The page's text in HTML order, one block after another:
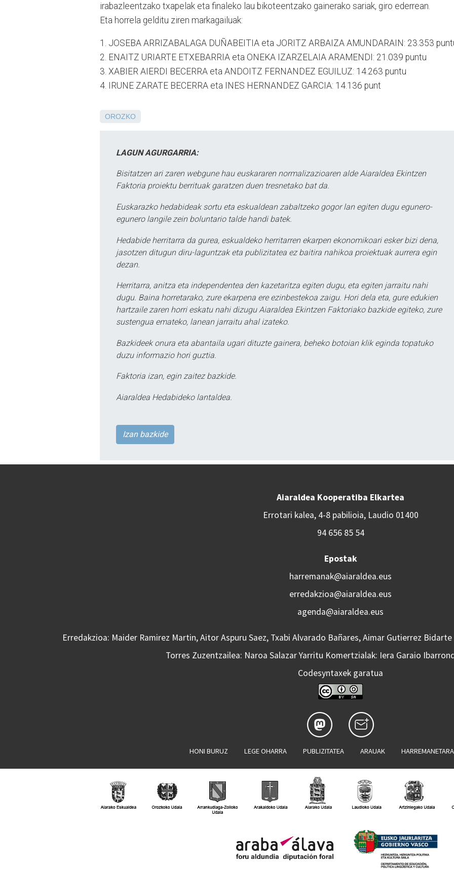
irabazleentzako txapelak eta finaleko lau bikoteentzako gainerako sariak, giro ederrean.
Eta horrela gelditu ziren markagailuak:
1. JOSEBA ARRIZABALAGA DUÑABEITIA eta JORITZ ARBAIZA AMUNDARAIN: 23.353
2. ENAITZ URIARTE ETXEBARRIA eta ONEKA IZARZELAIA ARAMENDI: 21.039 puntu
3. XABIER AIERDI BECERRA eta ANDOITZ FERNANDEZ EGUILUZ: 14.263 puntu
4. IRUNE ZARATE BECERRA eta INES HERNANDEZ GARCIA: 14.136 punt
OROZKO
LAGUN AGURGARRIA:
Bisitatzen ari zaren webgune hau euskararen normalizazioaren alde Aiaraldea Ekintzen
Faktoria proiektu berrituak garatzen duen tresnetako bat da.
Euskarazko hedabideak sortu eta eskualdean zabaltzeko gogor lan egiten dugu egunero-
egunero langile zein boluntario talde handi batek.
Hedabide herritarra da gurea, eskualdeko herritarren ekarpen ekonomikoari esker bizi dena,
jasotzen ditugun diru-laguntzak eta publizitatea ez baitira nahikoa proiektuak aurrera egin
dezan.
Herritarra, anitza eta independentea den kazetaritza egiten dugu, eta egiten jarraitu nahi
dugu. Baina horretarako, zure ekarpena ere ezinbestekoa zaigu. Hori dela eta, gure edukien
hartzaile zaren horri eskatu nahi dizugu Aiaraldea Ekintzen Faktoriako bazkide egiteko, zure
sustengua emateko, lanean jarraitu ahal izateko.
Bazkideek onura eta abantaila ugari dituzte gainera, beheko botoian klik eginda topatuko
duzu informazio hori guztia.
Faktoria izan, egin zaitez bazkide.
Aiaraldea Hedabideko lantaldea.
Izan bazkide
Aiaraldea Kooperatiba Elkartea
Errotari kalea, 4-8 pabilioia, Laudio 01400
94 656 85 54
Epostak
harremanak@aiaraldea.eus
erredakzioa@aiaraldea.eus
agenda@aiaraldea.eus
Erredakzioa: Maider Ramirez Martin, Aitor Aspuru Saez, Txabi Alvarado Bañares, Aimar Gutierrez
Torres Zuzentzailea: Naroa Salazar Yarritu Komertzialak: Iera Garaio
Codesyntaxek garatua
HONI BURUZ LEGE OHARRA PUBLIZITATEA ARAUAK